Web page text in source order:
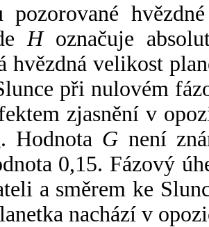
pozorované
Hoznačuje
hvězdná velikost
při nulovém
zjasnění v
Hodnota G není
0,15. Fázový
a směrem ke
nachází v